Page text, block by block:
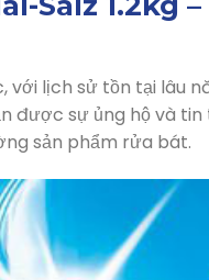
với lịch sử tồn tại lâu
được sự ủng hộ và
sản phẩm rửa bát.